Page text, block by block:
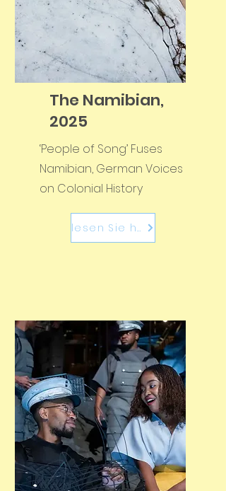
The Namibian,
2025
‘People of Song’ Fuses
Namibian, German Voices
on Colonial History
lesen Sie hier